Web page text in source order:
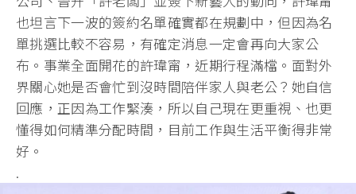
也坦言下一波的簽約名單確實都在規劃中，但因為名
單挑選比較不容易，有確定消息一定會再向大家公
布。事業全面開花的許瑋甯，近期行程滿檔。面對外
界關心她是否會忙到沒時間陪伴家人與老公？她自信
回應，正因為工作緊湊，所以自己現在更重視、也更
懂得如何精準分配時間，目前工作與生活平衡得非常
好。
.